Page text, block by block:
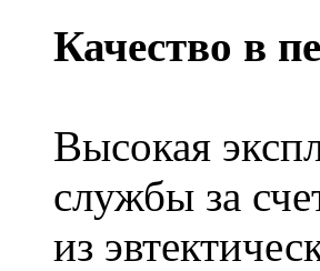
Качество в
Высокая
службы за
из